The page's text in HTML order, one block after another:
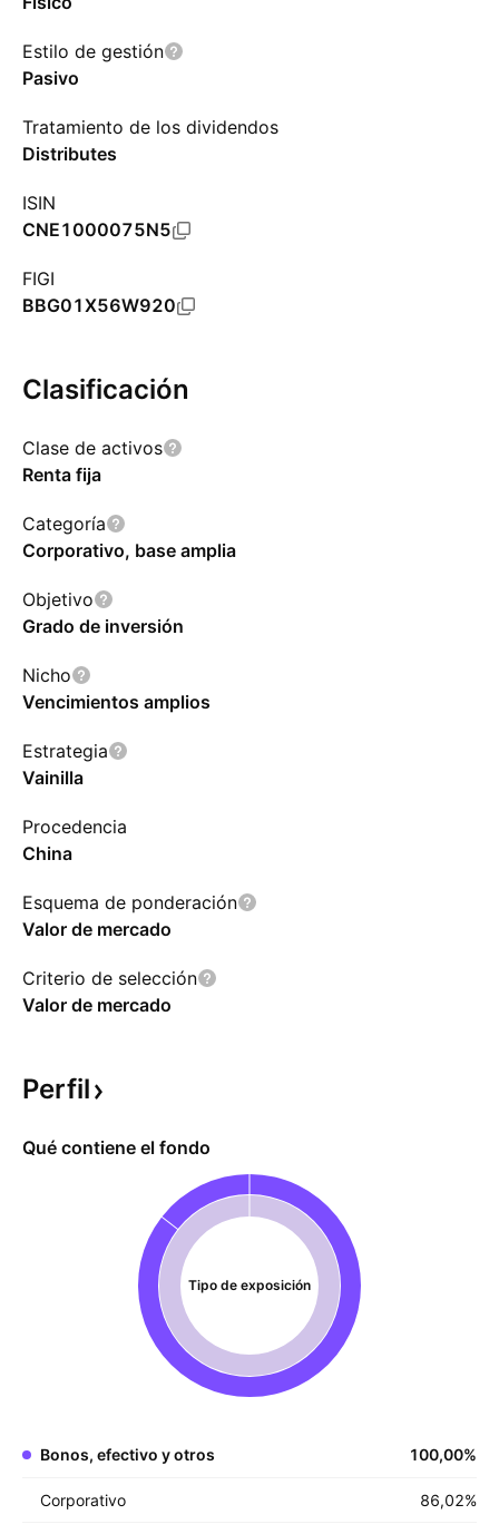
Estilo de gestión
Pasivo
Tratamiento de los dividendos
Distributes
ISIN
CNE1000075N5
FIGI
BBG01X56W920
Clasificación
Clase de activos
Renta fija
Categoría
Corporativo, base amplia
Objetivo
Grado de inversión
Nicho
Vencimientos amplios
Estrategia
Vainilla
Procedencia
China
Esquema de ponderación
Valor de mercado
Criterio de selección
Valor de mercado
Perfil
Qué contiene el fondo
Tipo de exposición
Bonos, efectivo y otros 100,00%
Corporativo 86,02%